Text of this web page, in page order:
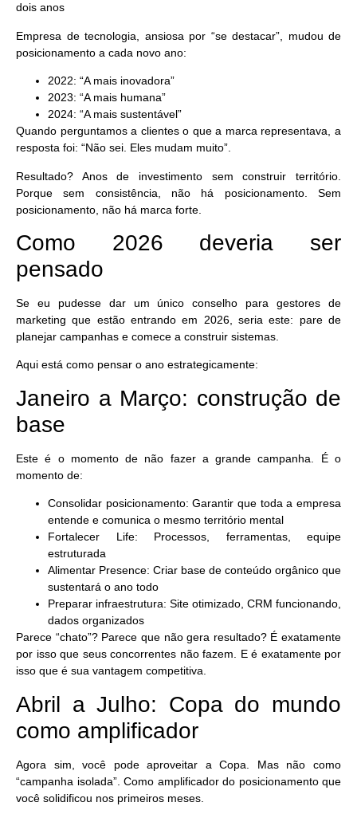
dois anos
Empresa de tecnologia, ansiosa por “se destacar”, mudou de
posicionamento a cada novo ano:
2022: “A mais inovadora”
2023: “A mais humana”
2024: “A mais sustentável”
Quando perguntamos a clientes o que a marca representava, a
resposta foi: “Não sei. Eles mudam muito”.
Resultado? Anos de investimento sem construir território.
Porque sem consistência, não há posicionamento. Sem
posicionamento, não há marca forte.
Como 2026 deveria ser
pensado
Se eu pudesse dar um único conselho para gestores de
marketing que estão entrando em 2026, seria este: pare de
planejar campanhas e comece a construir sistemas
Aqui está como pensar o ano estrategicamente:
Janeiro a Março: construção de
base
Este é o momento de não fazer a grande campanha. É o
momento de:
Consolidar posicionamento: Garantir que toda a empresa
entende e comunica o mesmo território mental
Fortalecer Life: Processos, ferramentas, equipe
estruturada
Alimentar Presence: Criar base de conteúdo orgânico que
sustentará o ano todo
Preparar infraestrutura: Site otimizado, CRM funcionando,
dados organizados
Parece “chato”? Parece que não gera resultado? É exatamente
por isso que seus concorrentes não fazem. E é exatamente por
isso que é sua vantagem competitiva.
Abril a Julho: Copa do mundo
como amplificador
Agora sim, você pode aproveitar a Copa. Mas não como
“campanha isolada”. Como amplificador do posicionamento que
você solidificou nos primeiros meses.